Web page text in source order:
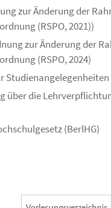
zur Änderung der
(RSPO, 2021))
zur Änderung der
(RSPO, 2024)
Studienangelegenheiten
über die
(BerlHG)